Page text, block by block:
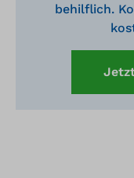
behilflich.